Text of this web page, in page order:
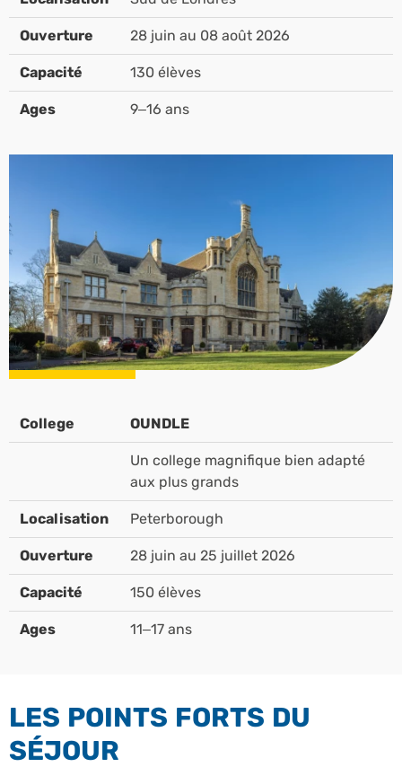
Ouverture 28 juin au 08 août 2026
Capacité 130 élèves
Ages 9–16 ans
College OUNDLE
Un college magnifique bien adapté
aux plus grands
Localisation Peterborough
Ouverture 28 juin au 25 juillet 2026
Capacité 150 élèves
Ages 11–17 ans
LES POINTS FORTS DU
SÉJOUR